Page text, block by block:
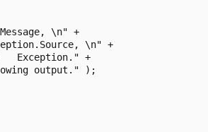
\n" +
\n" +
Exception." +
output." );